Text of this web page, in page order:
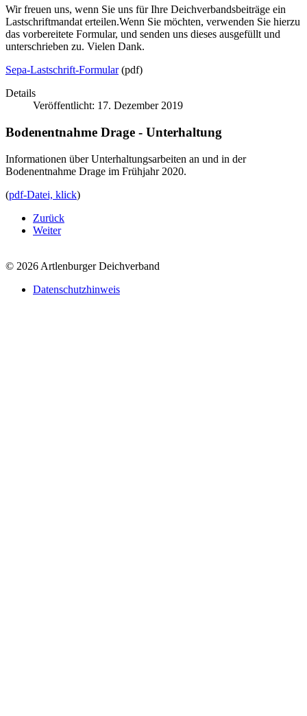
Wir freuen uns, wenn Sie uns für Ihre Deichverbandsbeiträge ein
Lastschriftmandat erteilen.Wenn Sie möchten, verwenden Sie hierzu
das vorbereitete Formular, und senden uns dieses ausgefüllt und
unterschrieben zu. Vielen Dank.
Sepa-Lastschrift-Formular(pdf)
Details
Veröffentlicht: 17. Dezember 2019
Bodenentnahme Drage - Unterhaltung
Informationen über Unterhaltungsarbeiten an und in der
Bodenentnahme Drage im Frühjahr 2020.
(pdf-Datei, klick)
Zurück
Weiter
© 2026 Artlenburger Deichverband
Datenschutzhinweis